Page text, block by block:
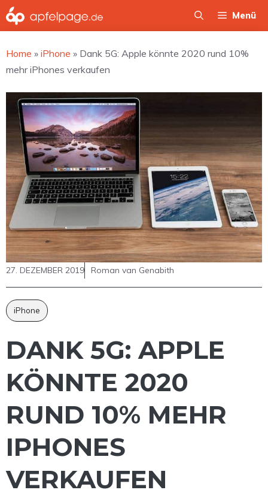
Zum
Inhalt
Menü
Home » iPhone » Dank 5G: Apple könnte 2020 rund 10%
mehr iPhones verkaufen
27. DEZEMBER 2019 Roman van Genabith
iPhone
DANK 5G: APPLE
KÖNNTE 2020
RUND 10% MEHR
IPHONES
VERKAUFEN